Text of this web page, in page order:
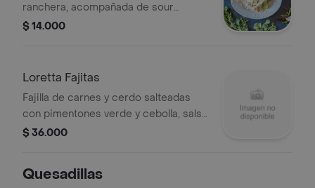
ranchera, acompañada de sour
cream, pico de gallo, guacamole y
$ 14.000
Loretta Fajitas
Fajilla de carnes y cerdo salteadas
con pimentones verde y cebolla, salsa
ranchera, sour cream, lechuga, pico e
$ 36.000
Quesadillas